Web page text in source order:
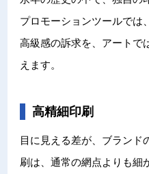
プロモーションツールでは
高級感の訴求を、アートで
えます。
高精細印刷
目に見える差が、ブランド
刷は、通常の網点よりも細